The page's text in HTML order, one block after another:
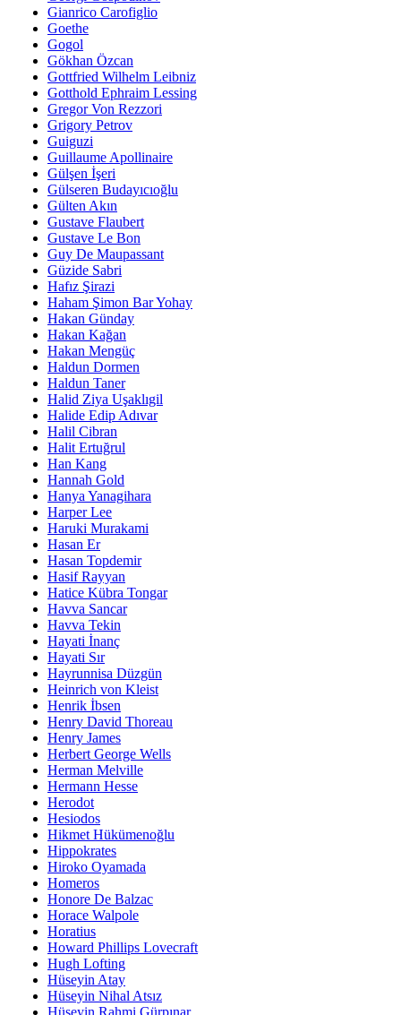
Gianrico Carofiglio
Goethe
Gogol
Gökhan Özcan
Gottfried Wilhelm Leibniz
Gotthold Ephraim Lessing
Gregor Von Rezzori
Grigory Petrov
Guiguzi
Guillaume Apollinaire
Gülşen İşeri
Gülseren Budayıcıoğlu
Gülten Akın
Gustave Flaubert
Gustave Le Bon
Guy De Maupassant
Güzide Sabri
Hafız Şirazi
Haham Şimon Bar Yohay
Hakan Günday
Hakan Kağan
Hakan Mengüç
Haldun Dormen
Haldun Taner
Halid Ziya Uşaklıgil
Halide Edip Adıvar
Halil Cibran
Halit Ertuğrul
Han Kang
Hannah Gold
Hanya Yanagihara
Harper Lee
Haruki Murakami
Hasan Er
Hasan Topdemir
Hasif Rayyan
Hatice Kübra Tongar
Havva Sancar
Havva Tekin
Hayati İnanç
Hayati Sır
Hayrunnisa Düzgün
Heinrich von Kleist
Henrik İbsen
Henry David Thoreau
Henry James
Herbert George Wells
Herman Melville
Hermann Hesse
Herodot
Hesiodos
Hikmet Hükümenoğlu
Hippokrates
Hiroko Oyamada
Homeros
Honore De Balzac
Horace Walpole
Horatius
Howard Phillips Lovecraft
Hugh Lofting
Hüseyin Atay
Hüseyin Nihal Atsız